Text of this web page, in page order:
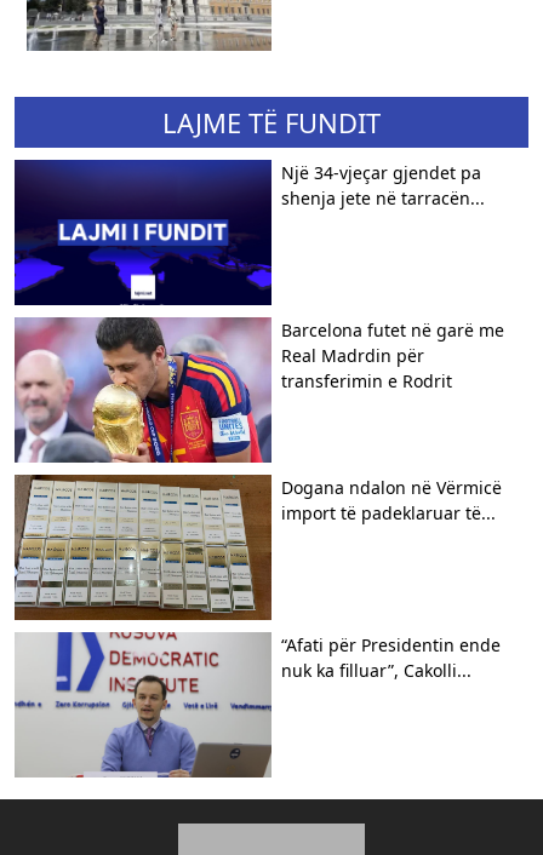
LAJME TË FUNDIT
Një 34-vjeçar gjendet pa
shenja jete në tarracën...
Barcelona futet në garë me
Real Madrdin për
transferimin e Rodrit
Dogana ndalon në Vërmicë
import të padeklaruar të...
“Afati për Presidentin ende
nuk ka filluar”, Cakolli...